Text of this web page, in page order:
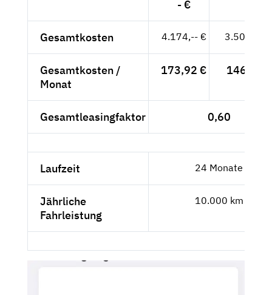
- €
Gesamtkosten 4.174,-- € 3.507,56
Gesamtkosten /
Monat
173,92 € 146,15 €
Gesamtleasingfaktor 0,60
Laufzeit 24 Monate
Jährliche
Fahrleistung
10.000 km